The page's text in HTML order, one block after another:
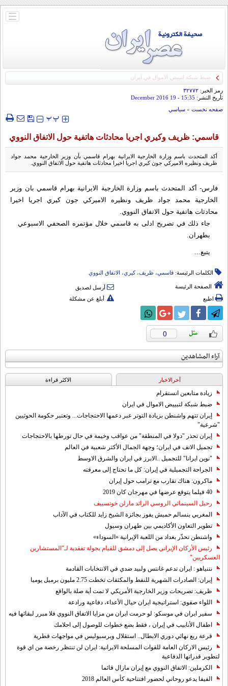
باز
ضبط شبكة لتبييض الاموال في ايران
رمز الخبر: ۳۲۷۷۲
تأريخ النشر: 15:35
- 19 December 2016
صفحه نخست » سياسي
‍‍‍ پپ
قاسمي: ظريف وكيري اجريا محادثات هاتفية حول الاتفاق النووي
أكد المتحدث باسم وزارة الخارجية الايرانية بهرام قاسمي بأن وزير الخارجية محمد جواد
ظريف ونظيره الاميركي جون كيري اجريا اخيرا محادثات هاتفية حول الاتفاق النووي.
فارس- أكد المتحدث باسم وزارة الخارجية الايرانية بهرام قاسمي بان وزير
الخارجية محمد جواد ظريف ونظيره الاميركي جون كيري اجريا اخيرا
محادثات هاتفية حول الاتفاق النووي.
جاء ذلك في تصريح ادلى به قاسمي خلال مؤتمره الصحفي الاسبوعي
بطهران.
يتبع...
الكلمات الرئيسة: قاسمي، ظريف، كيري، الاتفاق النووي
الصفحة الرئيسة
أرسل لصديق
اطبع
أبلغ عن مشكلة
0
آراء المشاهدين
آخرالاخبار الاکثر قراءة
زيادة متابعين انستقرام
ضبط شبكة لتبييض الاموال في ايران
إيران تتهم واشنطن بزيادة التوتر عبر دعمها الاحتجاجات... وتعتبر حكومة الحوثيين
"شرعية"
إيران تحذر "دولا في المنطقة" من عواقب وخيمة في حال تورطها بالاحتجاجات
تجميل الانف في ايران؛ وجهة الجمال الأكثر شعبية في العالم
"نوين ايرانا" للتجميل ..الابرز في ايران والشرق الاوسط
الجراحة التجميلية في إيران: كل ما تحتاج إلى معرفته
ماكرون: هناك تقارب مع ترامب حول إيران
40 فيلما يتوقع عرضها في مهرجان كان 2019
رحيل السينمائي الروسي الرائد مارلن خوتسييف
المغربي بنسالم حميش يفوز بجائزة الشيخ زايد للكتاب في الآداب
تطوير التعاون الأكاديمي بين طهران وسيول
واشنطن تحذّر بغداد من اللعبة الإيرانية «السوداء»
رئيس الأركان الإيراني يصل إلى دمشق للقيام بجولة تفقدية لـ"المستشارين
العسكريين"
نتنياهو : ايران تدعم غانتس ولبيد ضدي في الانتخابات القادمة
إيران: الصادرات الشهریة للنفط والمكثفات تخطت 2.75 مليون برميل يوميا
ظريف: تصريحات وزير الخارجية الأمريكي لا تمت أية صلة بالواقع
اللواء صفوي: استراتيجية ايران حيال الأعداء، دفاعية ورادعة
سفير ايران في موسكو: لو حرمت ايران من مزايا الاتفاق النووي فلا مبرر لبقائها فيه
اطفال الأنابيب في إيران ، فقط بضع خطوات للوصول إلى احلامك
قرعة ربع نهائي دوري الابطال.. استقلال وبرسبوليس في مواجهات قطرية
رئيس الاركان العامة للقوات المسلحة الايرانية: ايران لن تنتظر رخصة من اي قوة
لتطوير قدراتها الدفاعية
الكرملين: الاتفاق النووي مع إيران مازال قائما
الفيفا يدعو روحاني لحضور افتتاحية كأس العالم 2018